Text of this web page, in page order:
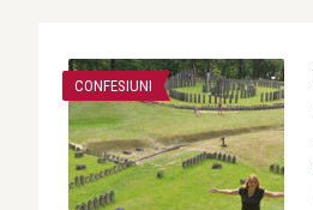
CONFESIUNI